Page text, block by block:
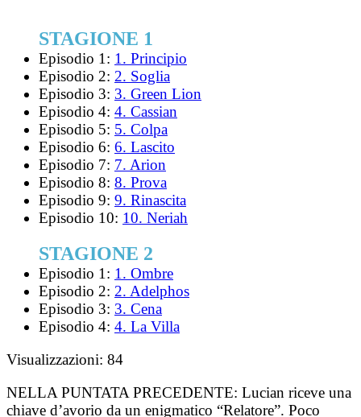
STAGIONE 1
Episodio 1: 1. Principio
Episodio 2: 2. Soglia
Episodio 3: 3. Green Lion
Episodio 4: 4. Cassian
Episodio 5: 5. Colpa
Episodio 6: 6. Lascito
Episodio 7: 7. Arion
Episodio 8: 8. Prova
Episodio 9: 9. Rinascita
Episodio 10: 10. Neriah
STAGIONE 2
Episodio 1: 1. Ombre
Episodio 2: 2. Adelphos
Episodio 3: 3. Cena
Episodio 4: 4. La Villa
Visualizzazioni: 84
NELLA PUNTATA PRECEDENTE: Lucian riceve una
chiave d’avorio da un enigmatico “Relatore”. Poco